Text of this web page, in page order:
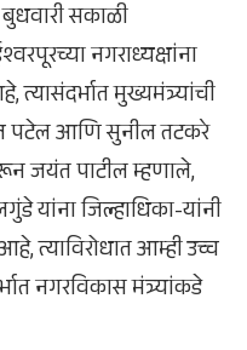
सकाळी
नगराध्यक्षांना
त्यासंदर्भात मुख्यमंत्र्यांची
पटेल आणि सुनील तटकरे
जयंत पाटील म्हणाले,
यांना जिल्हाधिका-यांनी
त्याविरोधात आम्ही उच्च
नगरविकास मंत्र्यांकडे